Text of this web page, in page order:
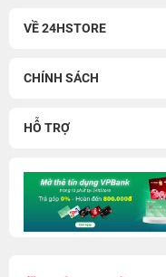
VỀ 24HSTORE
CHÍNH SÁCH
HỖ TRỢ